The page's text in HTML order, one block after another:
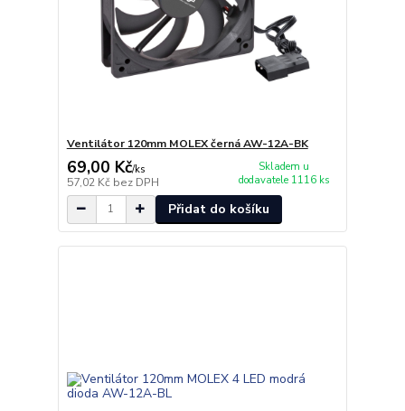
Ventilátor 120mm MOLEX černá AW-12A-BK
69,00 Kč/ks
57,02 Kč bez DPH
Skladem u
dodavatele 1116 ks
Přidat do košíku